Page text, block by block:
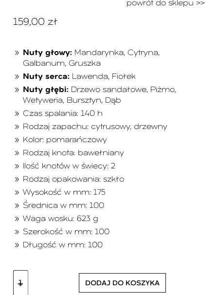
powrót do sklepu >>
159,00 zł
Nuty głowy: Mandarynka, Cytryna,
Galbanum, Gruszka
Nuty serca: Lawenda, Fiołek
Nuty głębi: Drzewo sandałowe, Piżmo,
Wetyweria, Bursztyn, Dąb
Czas spalania: 140 h
Rodzaj zapachu: cytrusowy, drzewny
Kolor: pomarańczowy
Rodzaj knota: bawełniany
Ilość knotów w świecy: 2
Rodzaj opakowania: szkło
Wysokość w mm: 175
Średnica w mm: 100
Waga wosku: 623 g
Szerokość w mm: 100
Długość w mm: 100
DODAJ DO KOSZYKA